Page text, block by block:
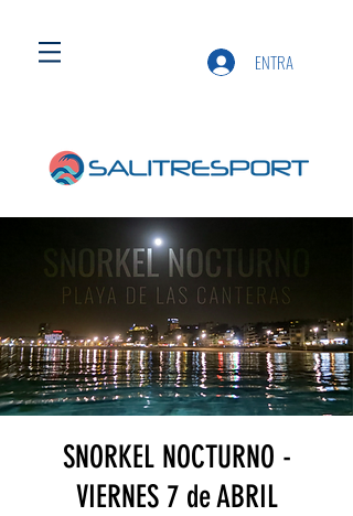
ENTRA
SNORKEL NOCTURNO -
VIERNES 7 de ABRIL